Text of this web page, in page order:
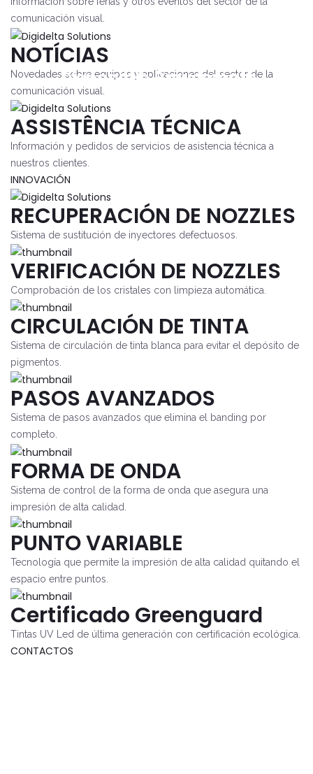
comunicación visual.
NOTÍCIAS
Novedades sobre equipos y aplicaciones del sector de la
comunicación visual.
ASSISTÊNCIA TÉCNICA
Información y pedidos de servicios de asistencia técnica a
nuestros clientes.
INNOVACIÓN
RECUPERACIÓN DE NOZZLES
Sistema de sustitución de inyectores defectuosos.
VERIFICACIÓN DE NOZZLES
Comprobación de los cristales con limpieza automática.
CIRCULACIÓN DE TINTA
Sistema de circulación de tinta blanca para evitar el depósito de
pigmentos.
PASOS AVANZADOS
Sistema de pasos avanzados que elimina el banding por
completo.
FORMA DE ONDA
Sistema de control de la forma de onda que asegura una
impresión de alta calidad.
PUNTO VARIABLE
Tecnología que permite la impresión de alta calidad quitando el
espacio entre puntos.
Certificado Greenguard
Tintas UV Led de última generación con certificación ecológica.
CONTACTOS
Disponible Brevemente